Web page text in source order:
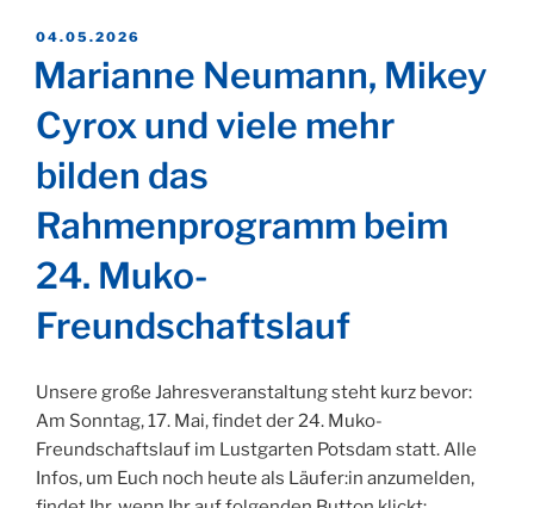
VERÖFFENTLICHT
04.05.2026
Marianne Neumann, Mikey
Cyrox und viele mehr
bilden das
Rahmenprogramm beim
24. Muko-
Freundschaftslauf
Unsere große Jahresveranstaltung steht kurz bevor:
Am Sonntag, 17. Mai, findet der 24. Muko-
Freundschaftslauf im Lustgarten Potsdam statt. Alle
Infos, um Euch noch heute als Läufer:in anzumelden,